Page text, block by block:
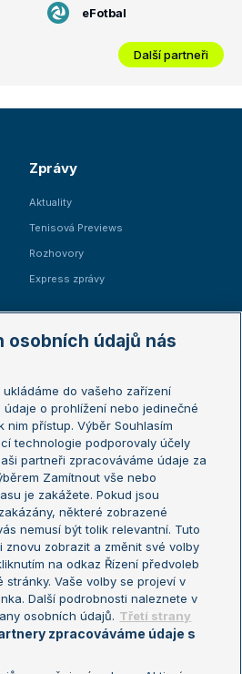
eFotbal
Další partneři
Zprávy
Aktuality
Tenisová Previews
Rozhovory
Express zprávy
Australian Open
French Open
Wimbledon
US Open
Turnaj mistrů
Turnaj mistryň
osobních údajů nás
ukládáme do vašeho zařízení
o prohlížení nebo jedinečné
nim přístup. Výběr Souhlasím
technologie podporovaly účely
partneři zpracováváme údaje za
Zamítnout vše nebo
je zakážete. Pokud jsou
některé zobrazené
nemusí být tolik relevantní. Tuto
znovu zobrazit a změnit své volby
na odkaz Řízení předvoleb
stránky. Vaše volby se projeví v
Další podrobnosti naleznete v
osobních údajů. Třetí strany
zpracováváme údaje s